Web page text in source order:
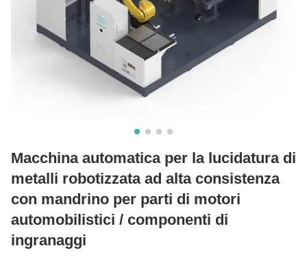
Macchina automatica per la lucidatura di
metalli robotizzata ad alta consistenza
con mandrino per parti di motori
automobilistici / componenti di
ingranaggi